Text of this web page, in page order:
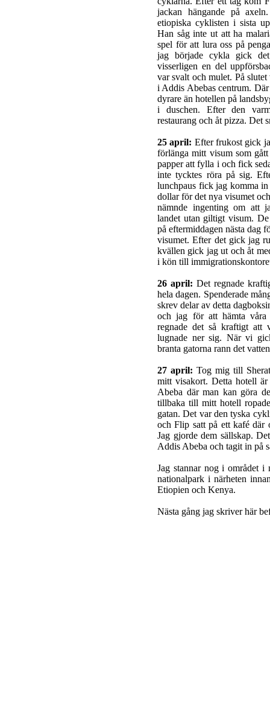
jackan hängande på
etiopiska cyklisten i sista
Han såg inte ut att ha
spel för att lura oss på
jag började cykla gick
visserligen en del
var svalt och mulet. På
i Addis Abebas centrum.
dyrare än hotellen på
i duschen. Efter den
restaurang och åt pizza. Det
25 april: Efter frukost gick
förlänga mitt visum som
papper att fylla i och fick
inte tycktes röra på sig.
lunchpaus fick jag komma
dollar för det nya visumet
nämnde ingenting om att
landet utan giltigt visum.
på eftermiddagen nästa dag
visumet. Efter det gick jag
kvällen gick jag ut och åt
i kön till
26 april: Det regnade
hela dagen. Spenderade
skrev delar av detta
och jag för att hämta
regnade det så kraftigt
lugnade ner sig. När vi
branta gatorna rann det
27 april: Tog mig till
mitt visakort. Detta hotell
Abeba där man kan göra
tillbaka till mitt hotell
gatan. Det var den tyska
och Flip satt på ett kafé där
Jag gjorde dem sällskap.
Addis Abeba och tagit in på
Jag stannar nog i området i
nationalpark i närheten
Etiopien och Kenya.
Nästa gång jag skriver här